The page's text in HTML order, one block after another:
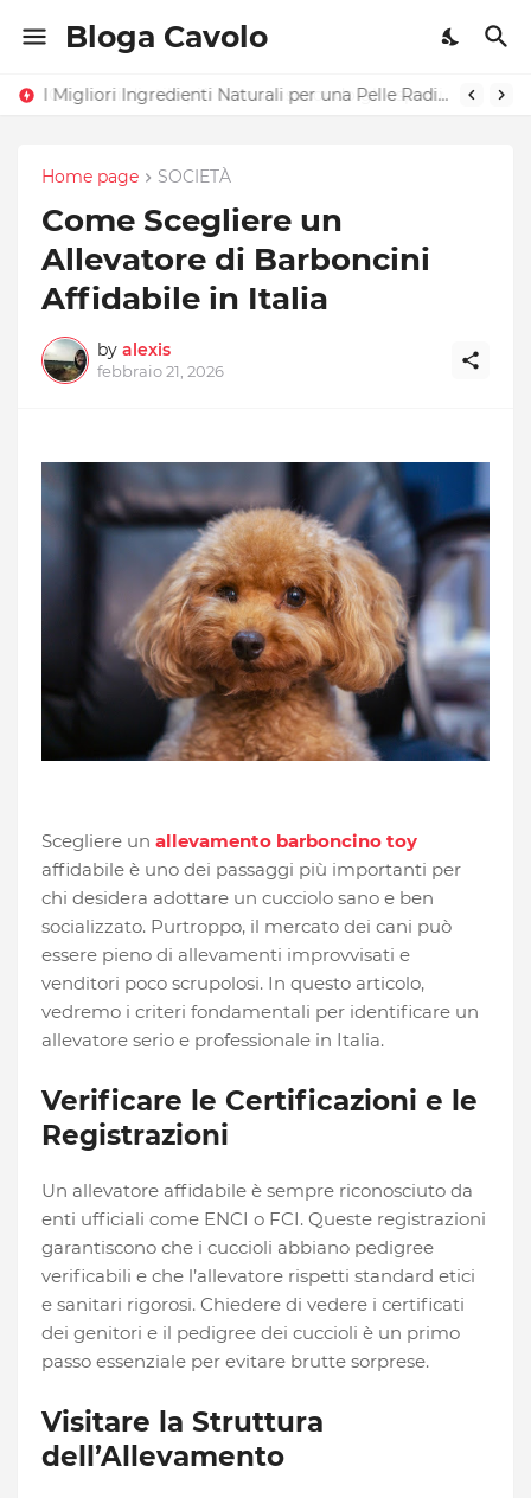
Bloga Cavolo
I Migliori Ingredienti Naturali per una Pelle Radiosa
Home page SOCIETÀ
Come Scegliere un
Allevatore di Barboncini
Affidabile in Italia
by alexis
febbraio 21, 2026
Scegliere un allevamento barboncino toy
affidabile è uno dei passaggi più importanti per
chi desidera adottare un cucciolo sano e ben
socializzato. Purtroppo, il mercato dei cani può
essere pieno di allevamenti improvvisati e
venditori poco scrupolosi. In questo articolo,
vedremo i criteri fondamentali per identificare un
allevatore serio e professionale in Italia.
Verificare le Certificazioni e le
Registrazioni
Un allevatore affidabile è sempre riconosciuto da
enti ufficiali come ENCI o FCI. Queste registrazioni
garantiscono che i cuccioli abbiano pedigree
verificabili e che l’allevatore rispetti standard etici
e sanitari rigorosi. Chiedere di vedere i certificati
dei genitori e il pedigree dei cuccioli è un primo
passo essenziale per evitare brutte sorprese.
Visitare la Struttura
dell’Allevamento